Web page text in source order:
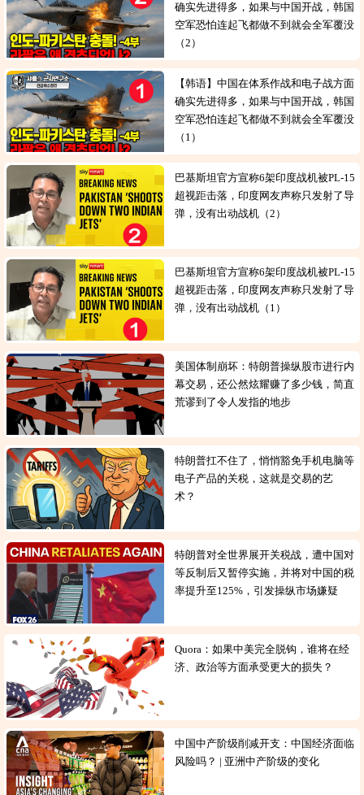
确实先进得多，如果与中国开战，韩国
空军恐怕连起飞都做不到就会全军覆没
（2）
【韩语】中国在体系作战和电子战方面
确实先进得多，如果与中国开战，韩国
空军恐怕连起飞都做不到就会全军覆没
（1）
巴基斯坦官方宣称6架印度战机被PL-15
超视距击落，印度网友声称只发射了导
弹，没有出动战机（2）
巴基斯坦官方宣称6架印度战机被PL-15
超视距击落，印度网友声称只发射了导
弹，没有出动战机（1）
美国体制崩坏：特朗普操纵股市进行内
幕交易，还公然炫耀赚了多少钱，简直
荒谬到了令人发指的地步
特朗普扛不住了，悄悄豁免手机电脑等
电子产品的关税，这就是交易的艺
术？
特朗普对全世界展开关税战，遭中国对
等反制后又暂停实施，并将对中国的税
率提升至125%，引发操纵市场嫌疑
Quora：如果中美完全脱钩，谁将在经
济、政治等方面承受更大的损失？
中国中产阶级削减开支：中国经济面临
风险吗？ | 亚洲中产阶级的变化